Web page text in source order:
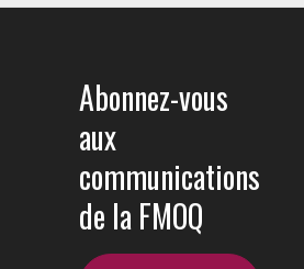
Abonnez-vous
aux
communications
de la FMOQ